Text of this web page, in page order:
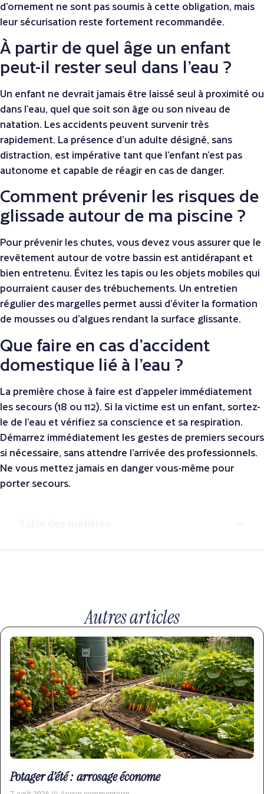
d’ornement ne sont pas soumis à cette obligation, mais
leur sécurisation reste fortement recommandée.
À partir de quel âge un enfant
peut-il rester seul dans l’eau ?
Un enfant ne devrait jamais être laissé seul à proximité ou
dans l’eau, quel que soit son âge ou son niveau de
natation. Les accidents peuvent survenir très
rapidement. La présence d’un adulte désigné, sans
distraction, est impérative tant que l’enfant n’est pas
autonome et capable de réagir en cas de danger.
Comment prévenir les risques de
glissade autour de ma piscine ?
Pour prévenir les chutes, vous devez vous assurer que le
revêtement autour de votre bassin est antidérapant et
bien entretenu. Évitez les tapis ou les objets mobiles qui
pourraient causer des trébuchements. Un entretien
régulier des margelles permet aussi d’éviter la formation
de mousses ou d’algues rendant la surface glissante.
Que faire en cas d’accident
domestique lié à l’eau ?
La première chose à faire est d’appeler immédiatement
les secours (18 ou 112). Si la victime est un enfant, sortez-
le de l’eau et vérifiez sa conscience et sa respiration.
Démarrez immédiatement les gestes de premiers secours
si nécessaire, sans attendre l’arrivée des professionnels.
Ne vous mettez jamais en danger vous-même pour
porter secours.
Autres articles
Potager d’été : arrosage économe